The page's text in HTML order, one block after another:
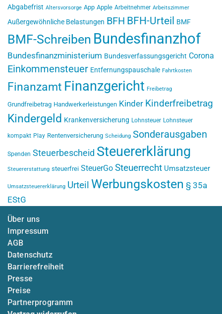
Abgabefrist Altersvorsorge App Apple Arbeitnehmer Arbeitszimmer
Außergewöhnliche Belastungen BFH BFH-Urteil BMF
BMF-Schreiben Bundesfinanzhof
Bundesfinanzministerium Bundesverfassungsgericht Corona
Einkommensteuer Entfernungspauschale Fahrtkosten
Finanzamt Finanzgericht Freibetrag
Grundfreibetrag Handwerkerleistungen Kinder Kinderfreibetrag
Kindergeld Krankenversicherung Lohnsteuer Lohnsteuer
kompakt Play Rentenversicherung Scheidung Sonderausgaben
Spenden Steuerbescheid Steuererklärung
Steuererstattung steuerfrei SteuerGo Steuerrecht Umsatzsteuer
Umsatzsteuererklärung Urteil Werbungskosten § 35a
EStG
Über uns
Impressum
AGB
Datenschutz
Barrierefreiheit
Presse
Preise
Partnerprogramm